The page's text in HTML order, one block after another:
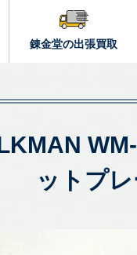
錬金堂の出張買取
ットプ